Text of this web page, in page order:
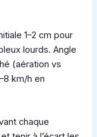
1–2 cm pour
lourds. Angle
(aération vs
km/h en
chaque